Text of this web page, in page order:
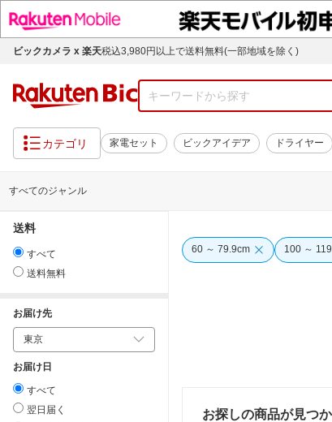
ビックカメラ x 楽天税込3,980円以上で送料無料(一部地域を除く)
カテゴリ 家電セット ビックアイデア ドライヤー
すべてのジャンル
送料
すべて
送料無料
お届け先
お届け日
すべて
翌日届く
60 ～ 79.9cm 100 ～
お探しの商品が見つ